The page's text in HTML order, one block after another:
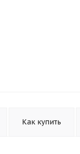
Как купить